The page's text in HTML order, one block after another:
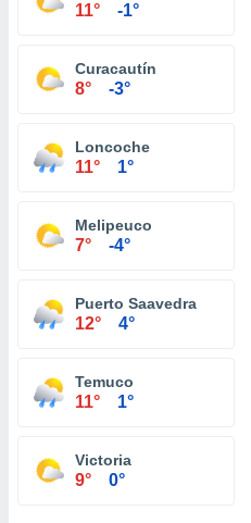
11° -1°
Curacautín
8° -3°
Loncoche
11° 1°
Melipeuco
7° -4°
Puerto Saavedra
12° 4°
Temuco
11° 1°
Victoria
9° 0°